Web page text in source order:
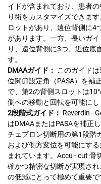
イドが含まれており、患者
り術をカスタマイズできま
ロットがあり、遠位背側に4
があります。一方、長いガ
り、遠位背側に3つ、近位底
す。
DMAAガイド：
このガイド
位関節設定角（PASA）を補
で、第2の背側スロットは
側への移動と回転を可能にし
2段階式ガイド： Reverdin -
はDMAAまたはPASAを補正
チェブロン切断用の第1段階
および側方変位を可能にす
まれています。Accu - cut
確かつ精密な切断が実現さ
の低減にとって極めて重要で